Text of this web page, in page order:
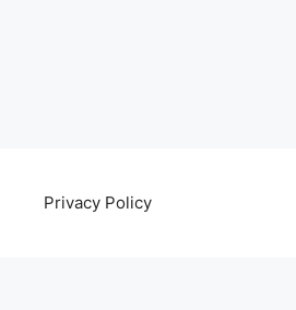
Privacy Policy